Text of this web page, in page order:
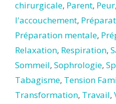
chirurgicale, Parent, Peur,
l'accouchement,
Préparation mentale,
Relaxation, Respiration,
Sommeil, Sophrologie,
Tabagisme, Tension
Transformation, Travail,